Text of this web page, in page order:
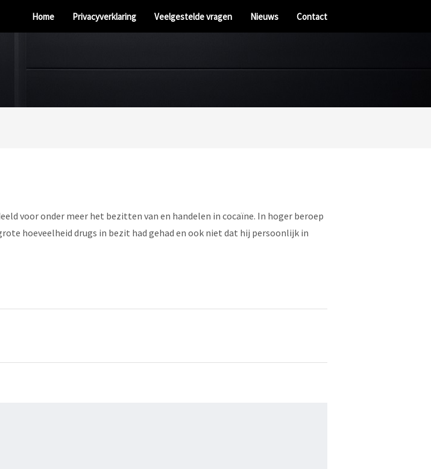
Home Privacyverklaring Veelgestelde vragen Nieuws Contact
voor onder meer het bezitten van en handelen in cocaïne. In hoger beroep
hoeveelheid drugs in bezit had gehad en ook niet dat hij persoonlijk in